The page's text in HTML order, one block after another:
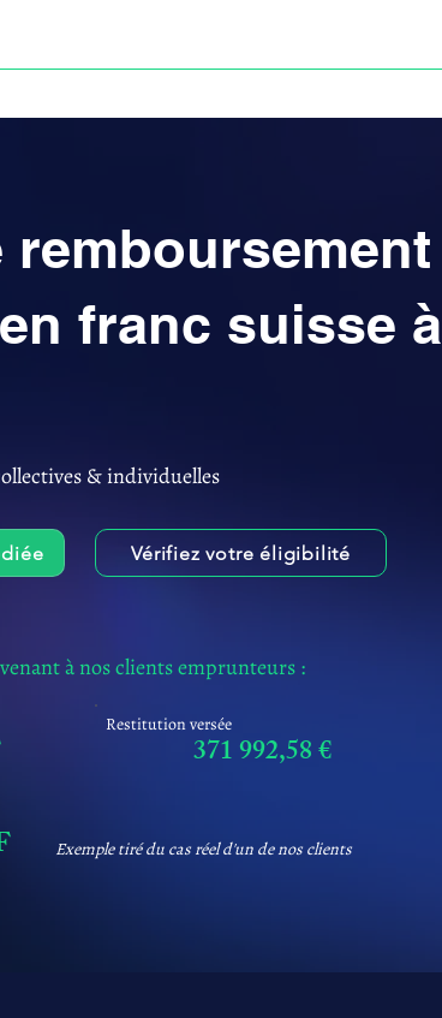
remboursement
franc suisse à
& individuelles
Vérifiez votre éligibilité
à nos clients emprunteurs :
Restitution versée
371 992,58 €
Exemple tiré du cas réel d'un de nos clients